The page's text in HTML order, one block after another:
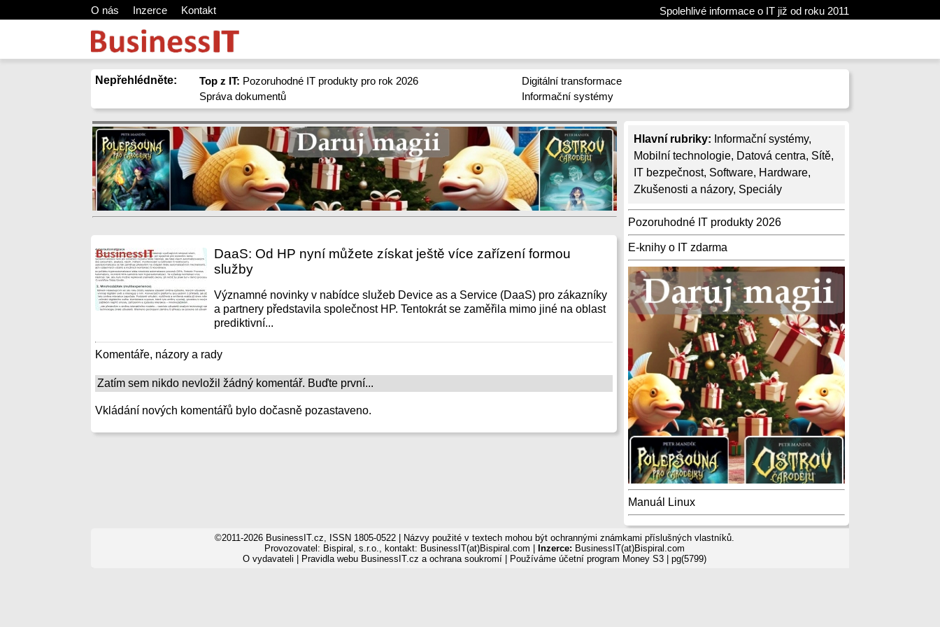
O nás Inzerce Kontakt Spolehlivé informace o IT již od roku 2011
Nepřehlédněte: Top z IT: Pozoruhodné IT produkty pro rok 2026
Správa dokumentů
Digitální transformace
Informační systémy
Hlavní rubriky: Informační systémy,
Mobilní technologie, Datová centra, Sítě,
IT bezpečnost, Software, Hardware,
Zkušenosti a názory, Speciály
Pozoruhodné IT produkty 2026
E-knihy o IT zdarma
Manuál Linux
DaaS: Od HP nyní můžete získat ještě více zařízení formou
služby
Významné novinky v nabídce služeb Device as a Service (DaaS) pro zákazníky
a partnery představila společnost HP. Tentokrát se zaměřila mimo jiné na oblast
prediktivní...
Komentáře, názory a rady
Zatím sem nikdo nevložil žádný komentář. Buďte první...
Vkládání nových komentářů bylo dočasně pozastaveno.
©2011-2026 BusinessIT.cz, ISSN 1805-0522 | Názvy použité v textech mohou být ochrannými známkami příslušných vlastníků.
Provozovatel: Bispiral, s.r.o., kontakt: BusinessIT(at)Bispiral.com |
Inzerce: BusinessIT(at)Bispiral.com
O vydavateli
Pravidla webu BusinessIT.cz a ochrana soukromí| Používáme účetní program Money S3| pg(5799)